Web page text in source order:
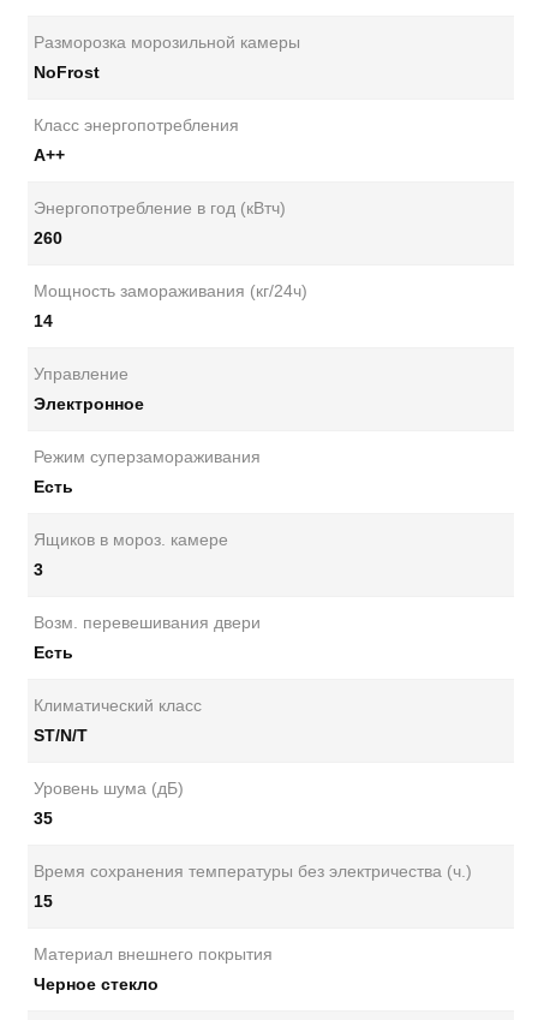
Разморозка морозильной камеры
NoFrost
Класс энергопотребления
А++
Энергопотребление в год (кВтч)
260
Мощность замораживания (кг/24ч)
14
Управление
Электронное
Режим суперзамораживания
Есть
Ящиков в мороз. камере
3
Возм. перевешивания двери
Есть
Климатический класс
ST/N/T
Уровень шума (дБ)
35
Время сохранения температуры без электричества (ч.)
15
Материал внешнего покрытия
Черное стекло